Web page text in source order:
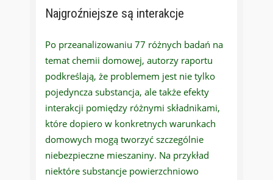
Najgroźniejsze są interakcje
Po przeanalizowaniu 77 różnych badań na
temat chemii domowej, autorzy raportu
podkreślają, że problemem jest nie tylko
pojedyncza substancja, ale także efekty
interakcji pomiędzy różnymi składnikami,
które dopiero w konkretnych warunkach
domowych mogą tworzyć szczególnie
niebezpieczne mieszaniny. Na przykład
niektóre substancje powierzchniowo